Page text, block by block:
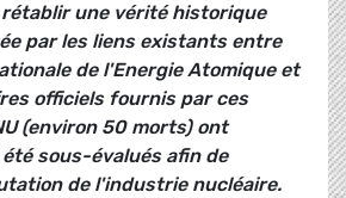
une vérité historique
par les liens existants entre
de l'Energie Atomique et
officiels fournis par ces
(environ 50 morts) ont
sous-évalués afin de
de l'industrie nucléaire.